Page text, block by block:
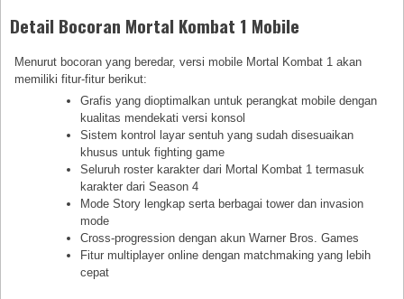
Detail Bocoran Mortal Kombat 1 Mobile
Menurut bocoran yang beredar, versi mobile Mortal Kombat 1 akan
memiliki fitur-fitur berikut:
Grafis yang dioptimalkan untuk perangkat mobile dengan
kualitas mendekati versi konsol
Sistem kontrol layar sentuh yang sudah disesuaikan
khusus untuk fighting game
Seluruh roster karakter dari Mortal Kombat 1 termasuk
karakter dari Season 4
Mode Story lengkap serta berbagai tower dan invasion
mode
Cross-progression dengan akun Warner Bros. Games
Fitur multiplayer online dengan matchmaking yang lebih
cepat